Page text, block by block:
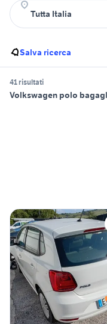
Salva ricerca
41 risultati
Volkswagen polo